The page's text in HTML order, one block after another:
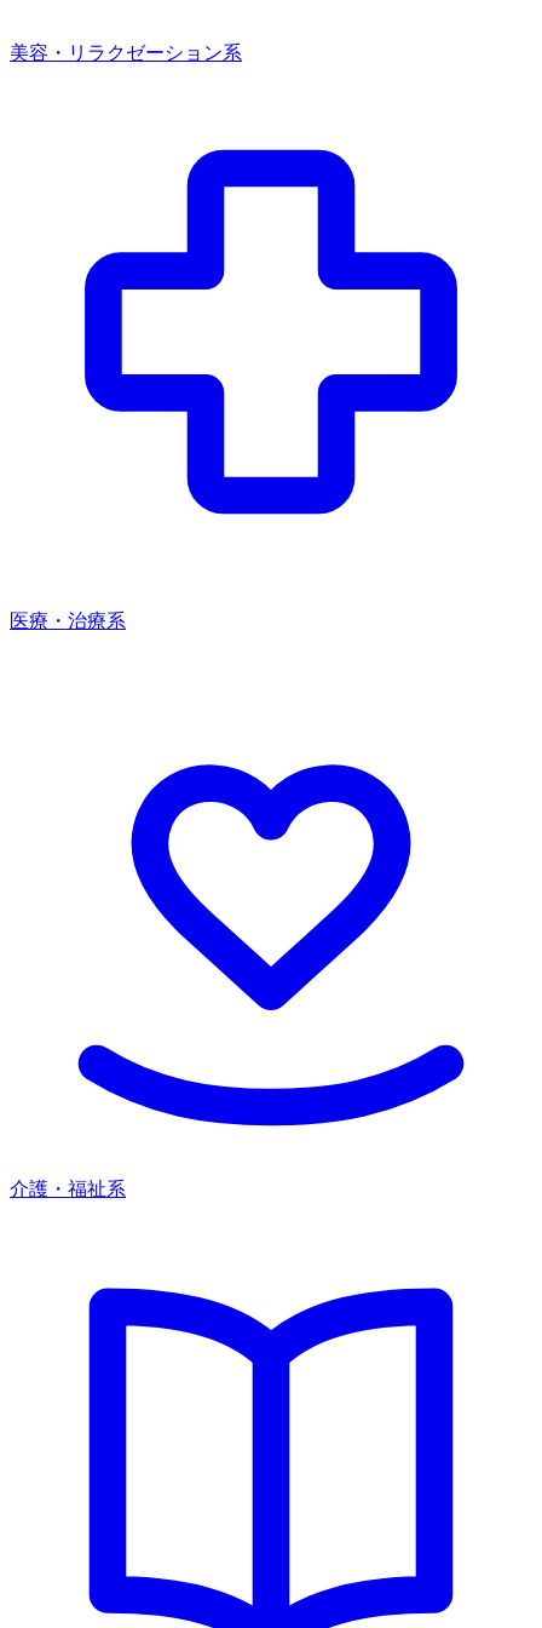
美容・リラクゼーション系
医療・治療系
介護・福祉系